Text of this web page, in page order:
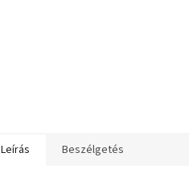
Leírás Beszélgetés